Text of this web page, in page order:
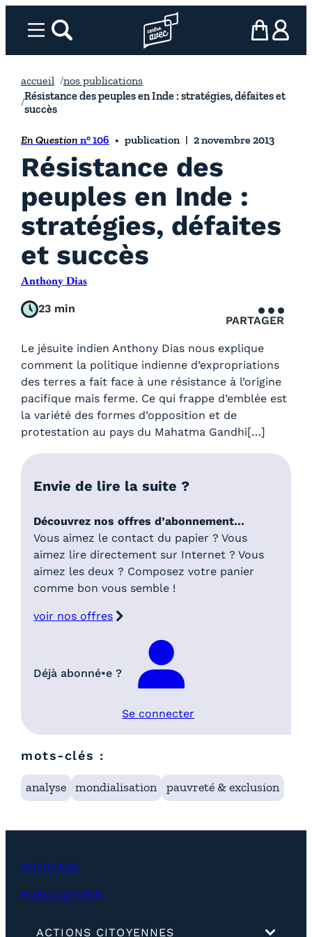
Menurechercher Page d’accueil l’association
mon panier
ma
accueil
nos publications
Résistance des peuples en Inde : stratégies, défaites et
succès
En Question n° 106 publication 2 novembre 2013
Résistance des
peuples en Inde :
stratégies, défaites
et succès
Anthony Dias
23 min
PARTAGER
Le jésuite indien Anthony Dias nous explique
comment la politique indienne d’expropriations
des terres a fait face à une résistance à l’origine
pacifique mais ferme. Ce qui frappe d’emblée est
la variété des formes d’opposition et de
protestation au pays du Mahatma Gandhi[…]
Envie de lire la suite ?
Découvrez nos offres d’abonnement…
Vous aimez le contact du papier ? Vous
aimez lire directement sur Internet ? Vous
aimez les deux ? Composez votre panier
comme bon vous semble !
voir nos offres
Déjà abonné•e ?
Se connecter
mots-clés :
analyse mondialisation pauvreté & exclusion
ACTIVITÉS
PUBLICATIONS
ACTIONS CITOYENNES